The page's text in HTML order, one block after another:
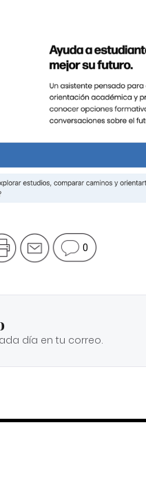
0
día en tu correo.